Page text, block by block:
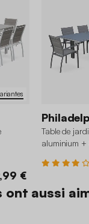
€
Table de
aluminium +
ont aussi